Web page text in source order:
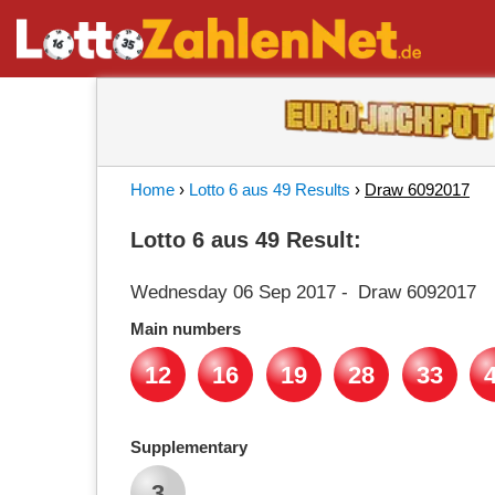
Home › Lotto 6 aus 49 Results › Draw 6092017
Lotto 6 aus 49 Result:
Wednesday 06 Sep 2017 - Draw 6092017
Main numbers
12 16 19 28 33
Supplementary